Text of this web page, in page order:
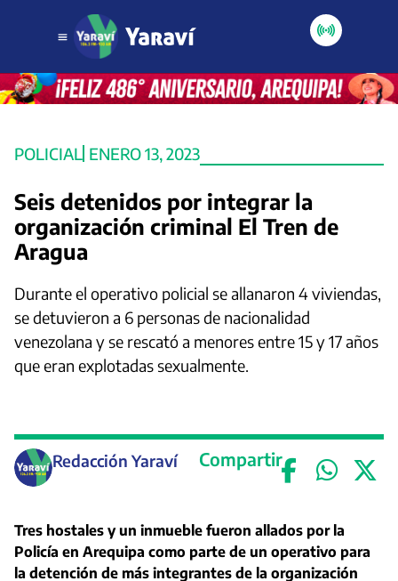
POLICIAL ENERO 13, 2023
Seis detenidos por integrar la
organización criminal El Tren de
Aragua
Durante el operativo policial se allanaron 4 viviendas,
se detuvieron a 6 personas de nacionalidad
venezolana y se rescató a menores entre 15 y 17 años
que eran explotadas sexualmente.
Redacción Yaraví Compartir
Tres hostales y un inmueble fueron allados por la
Policía en Arequipa como parte de un operativo para
la detención de más integrantes de la organización